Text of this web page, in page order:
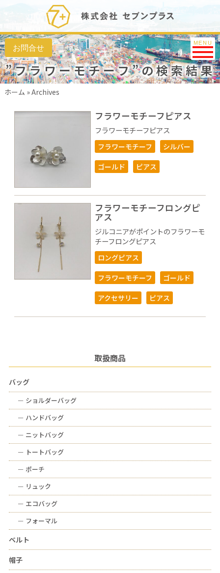
Toggle
MENU
”フラワーモチーフ”の検索結果
ホーム »Archives
フラワーモチーフピアス
フラワーモチーフピアス
フラワーモチーフ シルバー
ゴールド ピアス
フラワーモチーフロングピ
アス
ジルコニアがポイントのフラワーモ
チーフロングピアス
ロングピアス
フラワーモチーフ ゴールド
アクセサリー ピアス
取扱商品
バッグ
ー ショルダーバッグ
ー ハンドバッグ
ー ニットバッグ
ー トートバッグ
ー ポーチ
ー リュック
ー エコバッグ
ー フォーマル
ベルト
帽子